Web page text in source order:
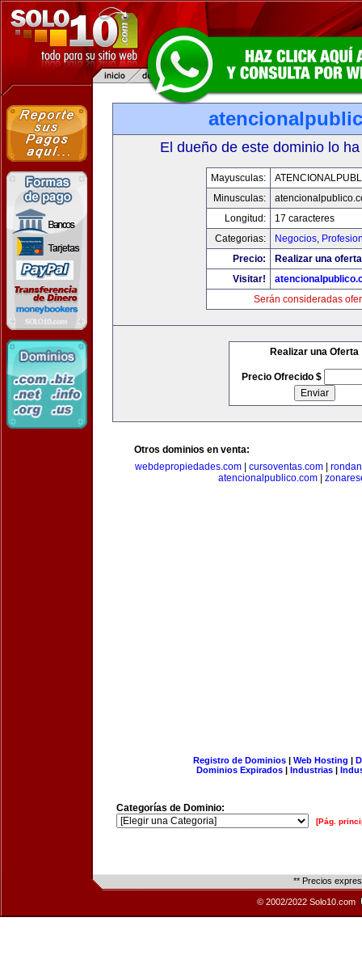
El dueño de este dominio lo
Mayusculas:
Minusculas:
Longitud:
17 caracteres
Categorias:
Negocios,
Precio:
Realizar una
Visitar!
Serán consideradas
Realizar una Oferta
Precio Ofrecido $
Otros dominios en venta:
webdepropiedades.com| cursoventas.com|
atencionalpublico.com
Registro de Dominios| Web Hosting |
Dominios Expirados | Industrias |
Categorías de Dominio:
[Pág.
** Precios
© 2002/2022 Solo10.com